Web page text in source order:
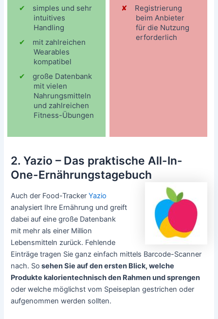
simples und sehr
intuitives
Handling
mit zahlreichen
Wearables
kompatibel
große Datenbank
mit vielen
Nahrungsmitteln
und zahlreichen
Fitness-Übungen
Registrierung
beim Anbieter
für die Nutzung
erforderlich
2. Yazio – Das praktische All-In-
One-Ernährungstagebuch
Auch der Food-TrackerYazio
analysiert Ihre Ernährung und greift
dabei auf eine große Datenbank
mit mehr als einer Million
Lebensmitteln zurück. Fehlende
Einträge tragen Sie ganz einfach mittels Barcode-Scanner
nach. So sehen Sie auf den ersten Blick, welche
Produkte kalorientechnisch den Rahmen und sprengen
oder welche möglichst vom Speiseplan gestrichen oder
aufgenommen werden sollten.